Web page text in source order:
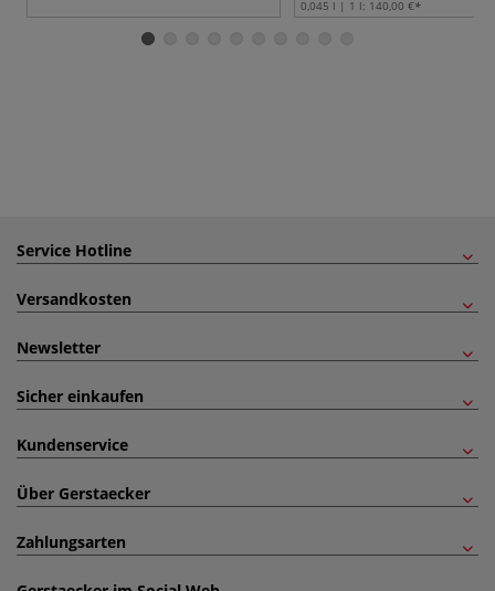
0,045 l | 1 l: 140,00 €
Service Hotline
Versandkosten
Newsletter
Sicher einkaufen
Kundenservice
Über Gerstaecker
Zahlungsarten